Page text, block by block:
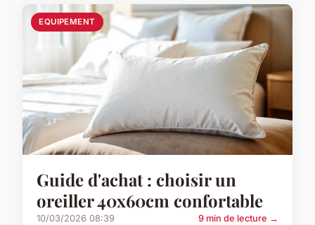
EQUIPEMENT
Guide d'achat : choisir un
oreiller 40x60cm confortable
10/03/2026 08:39 9 min de lecture →